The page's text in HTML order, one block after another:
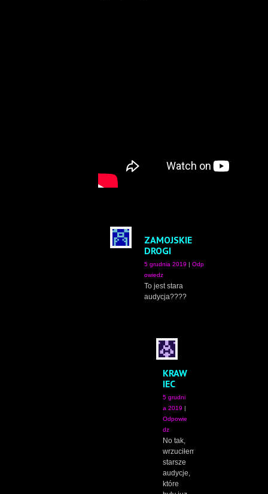
ZAMOJSKIE
DROGI
5 grudnia 2019
Odp
owiedz
To jest stara
audycja????
KRAW
IEC
5 grudni
a 2019
Odpowie
dz
No tak,
wrzuciłem
starsze
audycje,
które